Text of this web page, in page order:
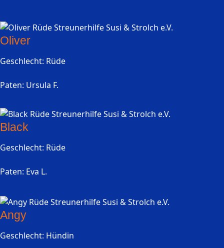
Oliver
Geschlecht: Rüde
Paten: Ursula F.
Black
Geschlecht: Rüde
Paten: Eva L.
Angy
Geschlecht: Hündin